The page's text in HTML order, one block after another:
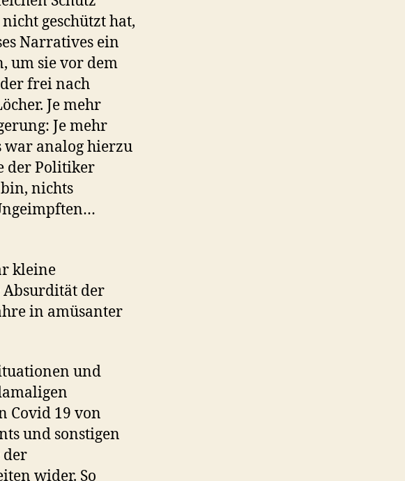
geschützt hat,
Narratives ein
um sie vor dem
frei nach
Je mehr
Je mehr
war analog hierzu
der Politiker
nichts
kleine
Absurdität der
in amüsanter
und
Covid 19 von
und sonstigen
der
wider. So